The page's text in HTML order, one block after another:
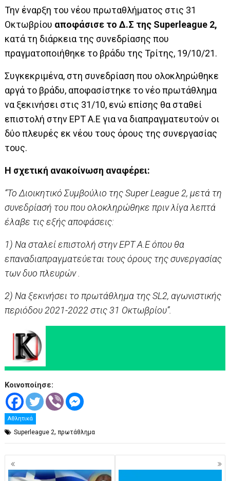
Την έναρξη του νέου πρωταθλήματος στις 31
Οκτωβρίου αποφάσισε το Δ.Σ της Superleague 2,
κατά τη διάρκεια της συνεδρίασης που
πραγματοποιήθηκε το βράδυ της Τρίτης, 19/10/21.
Συγκεκριμένα, στη συνεδρίαση που ολοκληρώθηκε
αργά το βράδυ, αποφασίστηκε το νέο πρωτάθλημα
να ξεκινήσει στις 31/10, ενώ επίσης θα σταθεί
επιστολή στην ΕΡΤ Α.Ε για να διαπραγματευτούν οι
δύο πλευρές εκ νέου τους όρους της συνεργασίας
τους.
Η σχετική ανακοίνωση αναφέρει:
“Το Διοικητικό Συμβούλιο της Super League 2, μετά τη
συνεδρίασή του που ολοκληρώθηκε πριν λίγα λεπτά
έλαβε τις εξής αποφάσεις:
1) Να σταλεί επιστολή στην ΕΡΤ Α.Ε όπου θα
επαναδιαπραγματεύεται τους όρους της συνεργασίας
των δυο πλευρών .
2) Να ξεκινήσει το πρωτάθλημα της SL2, αγωνιστικής
περιόδου 2021-2022 στις 31 Οκτωβρίου”.
Κοινοποίησε:
Αθλητικά
Superleague 2,πρωτάθλημα
Πλοήγηση
άρθρων